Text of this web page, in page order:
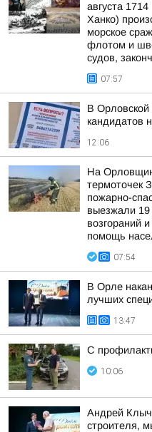
августа
Ханко)
морское
флотом и
судов,
07:57
В Орловской
кандидатов
12:06
На
термоточек
пожарно-
выезжали 19
возгораний
помощь
07:54
В Орле
лучших
13:47
С
10:06
Андрей
строителя,